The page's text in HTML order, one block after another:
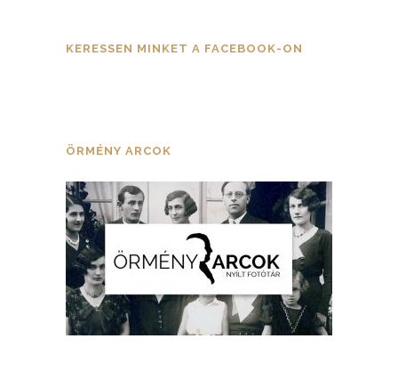
KERESSEN MINKET A FACEBOOK-ON
ÖRMÉNY ARCOK